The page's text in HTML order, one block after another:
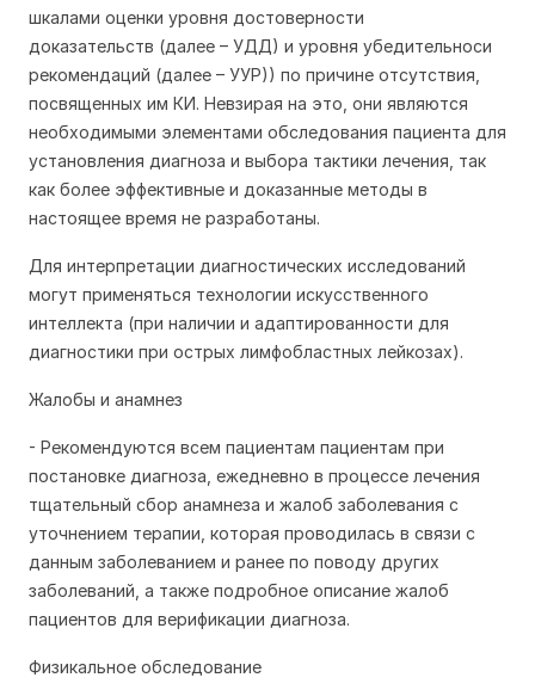
шкалами оценки уровня достоверности
доказательств (далее – УДД) и уровня убедительноси
рекомендаций (далее – УУР)) по причине отсутствия,
посвященных им КИ. Невзирая на это, они являются
необходимыми элементами обследования пациента для
установления диагноза и выбора тактики лечения, так
как более эффективные и доказанные методы в
настоящее время не разработаны.
Для интерпретации диагностических исследований
могут применяться технологии искусственного
интеллекта (при наличии и адаптированности для
диагностики при острых лимфобластных лейкозах).
Жалобы и анамнез
- Рекомендуются всем пациентам пациентам при
постановке диагноза, ежедневно в процессе лечения
тщательный сбор анамнеза и жалоб заболевания с
уточнением терапии, которая проводилась в связи с
данным заболеванием и ранее по поводу других
заболеваний, а также подробное описание жалоб
пациентов для верификации диагноза.
Физикальное обследование